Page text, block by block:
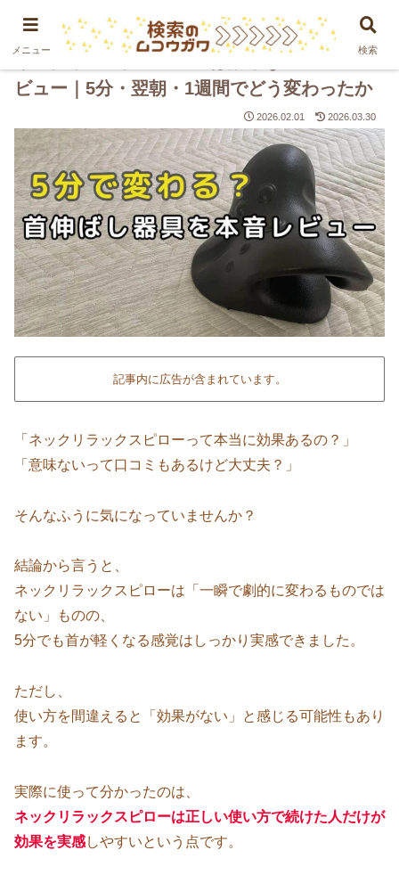
PR
ネックリラックスピローは効果ない？正直レ
ビュー｜5分・翌朝・1週間でどう変わったか
2026.02.01 2026.03.30
記事内に広告が含まれています。
「ネックリラックスピローって本当に効果あるの？」
「意味ないって口コミもあるけど大丈夫？」
そんなふうに気になっていませんか？
結論から言うと、
ネックリラックスピローは「一瞬で劇的に変わるものでは
ない」ものの、
5分でも首が軽くなる感覚はしっかり実感できました。
ただし、
使い方を間違えると「効果がない」と感じる可能性もあり
ます。
実際に使って分かったのは、
ネックリラックスピローは正しい使い方で続けた人だけが
効果を実感しやすいという点です。
メニュー 検索